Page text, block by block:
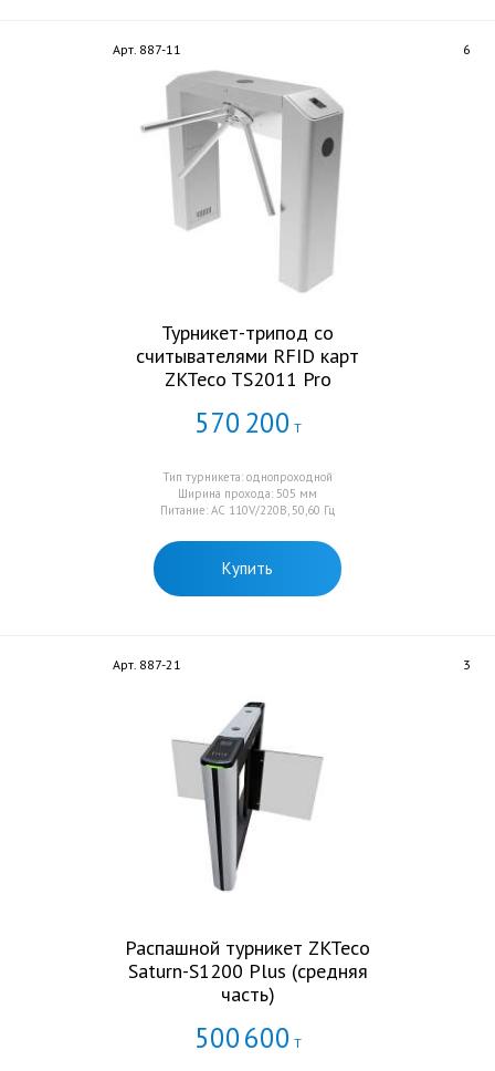
Арт. 887-11 6
Турникет-трипод со
считывателями RFID карт
ZKTeco TS2011 Pro
570 200 Т
Тип турникета: однопроходной
Ширина прохода: 505 мм
Питание: AC 110V/220В, 50,60 Гц
Купить
Арт. 887-21 3
Распашной турникет ZKTeco
Saturn-S1200 Plus (средняя
часть)
500600 Т